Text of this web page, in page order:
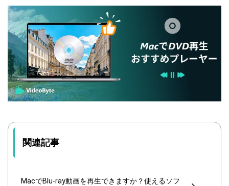
関連記事
MacでBlu-ray動画を再生できますか？使えるソフ